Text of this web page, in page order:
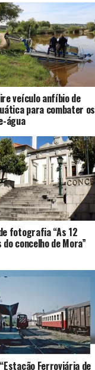
veículo anfíbio de
para combater os
água
fotografia “As 12
concelho de Mora”
Ferroviária de